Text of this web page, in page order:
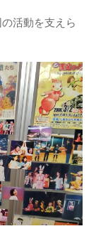
活動を支えら